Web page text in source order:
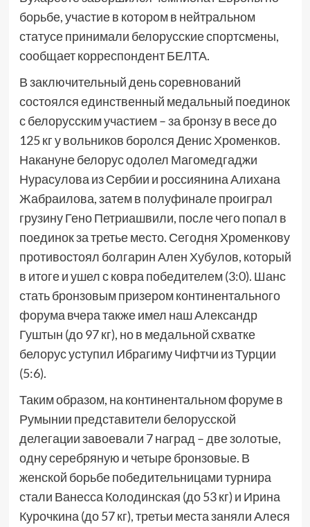
борьбе, участие в котором в нейтральном
статусе принимали белорусские спортсмены,
сообщает корреспондент БЕЛТА.
В заключительный день соревнований
состоялся единственный медальный поединок
с белорусским участием – за бронзу в весе до
125 кг у вольников боролся Денис Хроменков.
Накануне белорус одолел Магомедгаджи
Нурасулова из Сербии и россиянина Алихана
Жабраилова, затем в полуфинале проиграл
грузину Гено Петриашвили, после чего попал в
поединок за третье место. Сегодня Хроменкову
противостоял болгарин Ален Хубулов, который
в итоге и ушел с ковра победителем (3:0). Шанс
стать бронзовым призером континентального
форума вчера также имел наш Александр
Гуштын (до 97 кг), но в медальной схватке
белорус уступил Ибрагиму Чифтчи из Турции
(5:6).
Таким образом, на континентальном форуме в
Румынии представители белорусской
делегации завоевали 7 наград – две золотые,
одну серебряную и четыре бронзовые. В
женской борьбе победительницами турнира
стали Ванесса Колодинская (до 53 кг) и Ирина
Курочкина (до 57 кг), третьи места заняли Алеся